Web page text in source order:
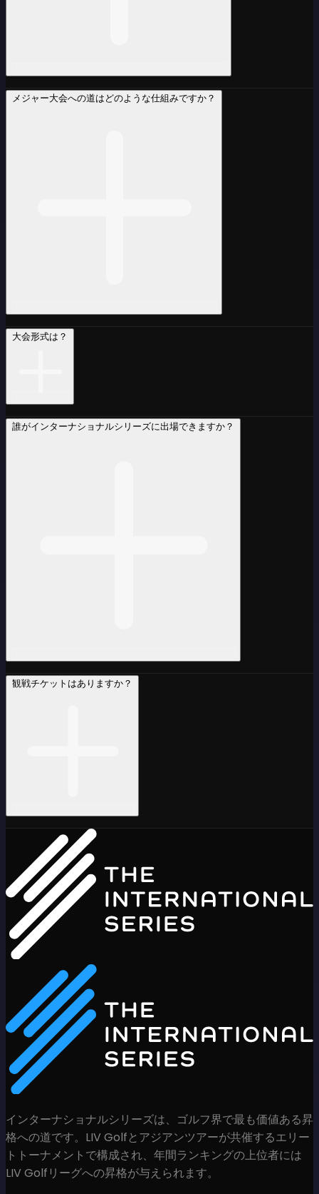
メジャー大会への道はどのような仕組みですか？
大会形式は？
誰がインターナショナルシリーズに出場できますか？
観戦チケットはありますか？
インターナショナルシリーズは、ゴルフ界で最も価値ある昇
格への道です。LIV Golfとアジアンツアーが共催するエリー
トトーナメントで構成され、年間ランキングの上位者には
LIV Golfリーグへの昇格が与えられます。